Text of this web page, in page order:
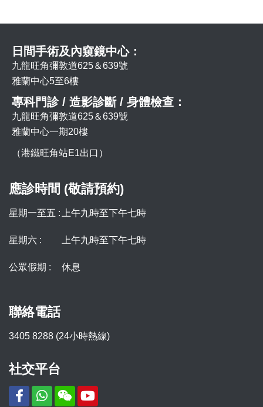
日間手術及內窺鏡中心：
九龍旺角彌敦道625＆639號
雅蘭中心5至6樓
專科門診 / 造影診斷 / 身體檢查：
九龍旺角彌敦道625＆639號
雅蘭中心一期20樓
（港鐵旺角站E1出口）
應診時間 (敬請預約)
星期一至五 : 上午九時至下午七時
星期六 : 上午九時至下午七時
公眾假期 : 休息
聯絡電話
3405 8288 (24小時熱線)
社交平台